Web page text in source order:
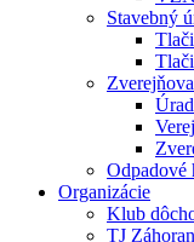
Stavebný
Odpadové
Organizácie
Klub
TJ